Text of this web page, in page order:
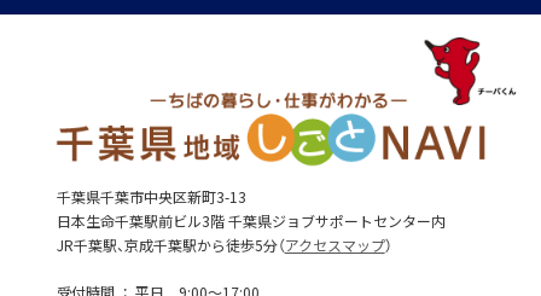
千葉県千葉市中央区新町3-13
日本生命千葉駅前ビル3階 千葉県ジョブサポートセンター内
JR千葉駅、京成千葉駅から徒歩5分（アクセスマップ）